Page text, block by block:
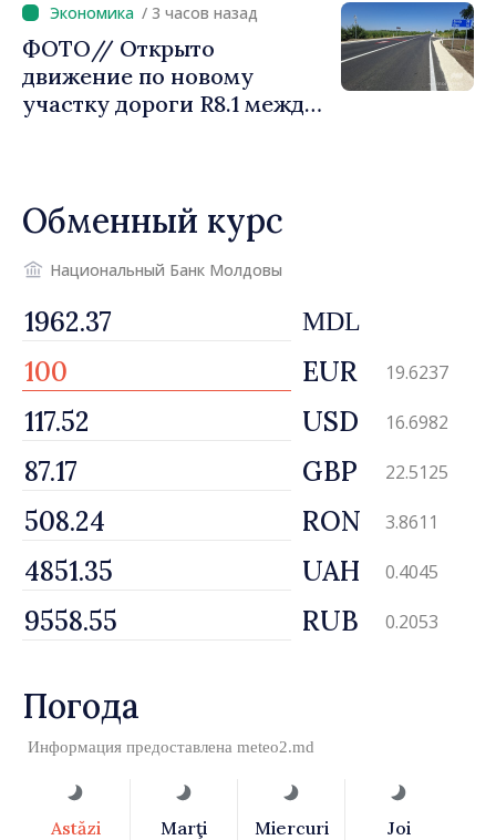
/ 3 часов назад
ФОТО// Открыто
движение по новому
участку дороги R8.1 между
Обменный курс
Национальный Банк Молдовы
MDL
EUR 19.6237
USD 16.6982
GBP 22.5125
RON 3.8611
UAH 0.4045
RUB 0.2053
Погода
Информация предоставлена meteo2.md
Astăzi Marţi Miercuri Joi